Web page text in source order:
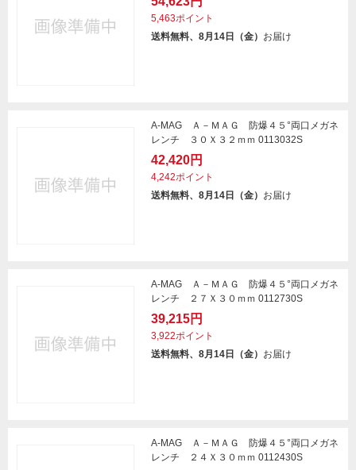
5,463ポイント
送料無料、8月14日（金） お届け
A-MAG Ａ－ＭＡＧ 防爆４５°両口メガネ
レンチ ３０Ｘ３２ｍｍ 0113032S
42,420円
4,242ポイント
送料無料、8月14日（金） お届け
A-MAG Ａ－ＭＡＧ 防爆４５°両口メガネ
レンチ ２７Ｘ３０ｍｍ 0112730S
39,215円
3,922ポイント
送料無料、8月14日（金） お届け
A-MAG Ａ－ＭＡＧ 防爆４５°両口メガネ
レンチ ２４Ｘ３０ｍｍ 0112430S